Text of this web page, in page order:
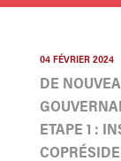
04 FÉVRIER 2024
DE
ETAPE 1 :